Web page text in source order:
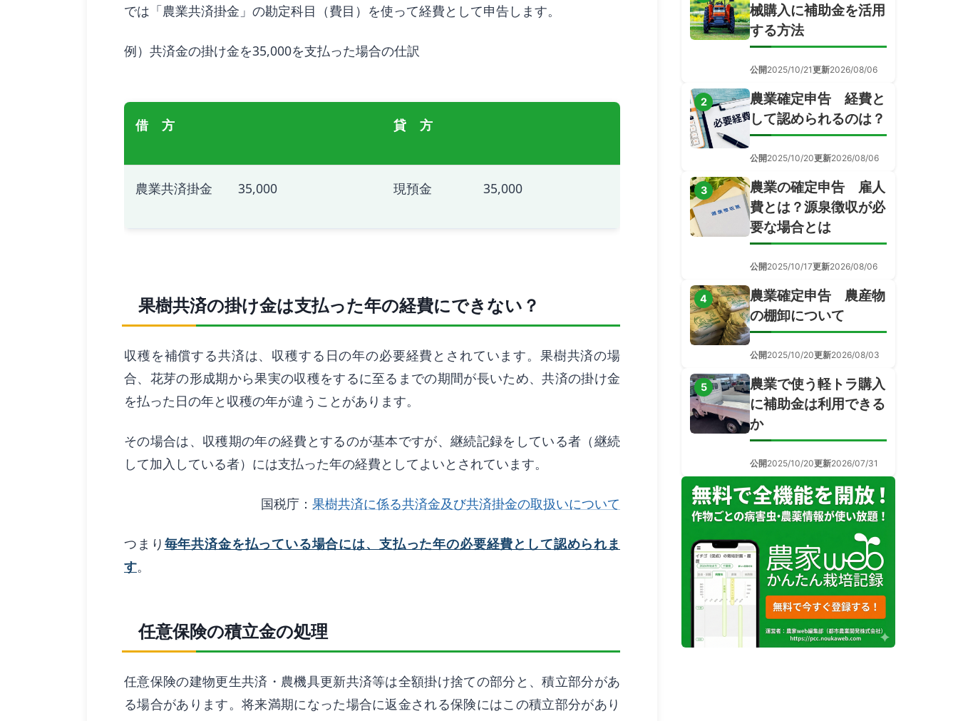
では「農業共済掛金」の勘定科目（費目）を使って経費として申告します。
例）共済金の掛け金を35,000を支払った場合の仕訳
借 方 貸 方
農業共済掛金 35,000 現預金 35,000
果樹共済の掛け金は支払った年の経費にできない？
収穫を補償する共済は、収穫する日の年の必要経費とされています。果樹共済の場
合、花芽の形成期から果実の収穫をするに至るまでの期間が長いため、共済の掛け金
を払った日の年と収穫の年が違うことがあります。
その場合は、収穫期の年の経費とするのが基本ですが、継続記録をしている者（継続
して加入している者）には支払った年の経費としてよいとされています。
国税庁： 果樹共済に係る共済金及び共済掛金の取扱いについて
つまり 毎年共済金を払っている場合には、支払った年の必要経費として認められま
す。
任意保険の積立金の処理
任意保険の建物更生共済・農機具更新共済等は全額掛け捨ての部分と、積立部分があ
る場合があります。将来満期になった場合に返金される保険にはこの積立部分があり
械購入に補助金を活用
する方法
公開2025/10/21更新2026/08/06
2
農業確定申告 経費と
して認められるのは？
公開2025/10/20更新2026/08/06
3
農業の確定申告 雇人
費とは？源泉徴収が必
要な場合とは
公開2025/10/17更新2026/08/06
4
農業確定申告 農産物
の棚卸について
公開2025/10/20更新2026/08/03
5
農業で使う軽トラ購入
に補助金は利用できる
か
公開2025/10/20更新2026/07/31